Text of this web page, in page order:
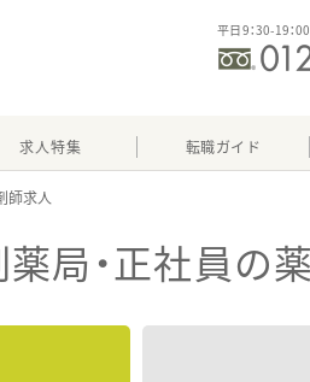
平日9：30-19：
求人特集 転職ガイド
局・正社員の